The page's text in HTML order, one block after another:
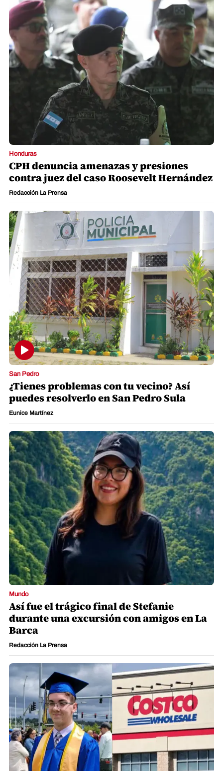
Honduras
CPH denuncia amenazas y presiones
contra juez del caso Roosevelt Hernández
Redacción La Prensa
San Pedro
¿Tienes problemas con tu vecino? Así
puedes resolverlo en San Pedro Sula
Eunice Martínez
Mundo
Así fue el trágico final de Stefanie
durante una excursión con amigos en La
Barca
Redacción La Prensa